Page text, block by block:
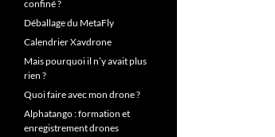
confiné ?
Déballage du MetaFly
Calendrier Xavdrone
Mais pourquoi il n’y avait plus
rien ?
Quoi faire avec mon drone ?
Alphatango : formation et
enregistrement drones